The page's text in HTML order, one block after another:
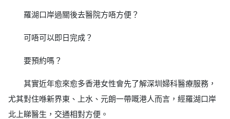
羅湖口岸過關後去醫院方唔方便？
可唔可以即日完成？
要預約嗎？
其實近年愈來愈多香港女性會先了解深圳婦科醫療服務，
尤其對住喺新界東、上水、元朗一帶嘅港人而言，經羅湖口岸
北上睇醫生，交通相對方便。